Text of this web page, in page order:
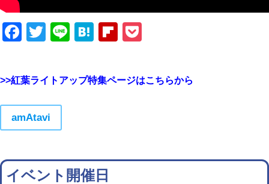
Facebook
Twitter
LineHatenaFlipboard
>>紅葉ライトアップ特集ページはこちらから
amAtavi
イベント開催日